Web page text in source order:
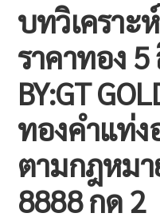
บทวิเคราะ
ราคาทอง
BY:GT
ทองคำแท่
ตามกฎหม
8888 กด 2